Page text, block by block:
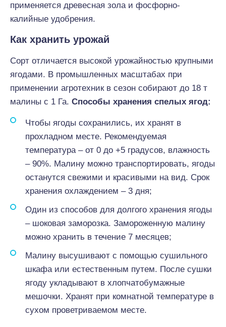
применяется древесная зола и фосфорно-
калийные удобрения.
Как хранить урожай
Сорт отличается высокой урожайностью крупными
ягодами. В промышленных масштабах при
применении агротехник в сезон собирают до 18 т
малины с 1 Га. Способы хранения спелых ягод:
Чтобы ягоды сохранились, их хранят в
прохладном месте. Рекомендуемая
температура – от 0 до +5 градусов, влажность
– 90%. Малину можно транспортировать, ягоды
останутся свежими и красивыми на вид. Срок
хранения охлаждением – 3 дня;
Один из способов для долгого хранения ягоды
– шоковая заморозка. Замороженную малину
можно хранить в течение 7 месяцев;
Малину высушивают с помощью сушильного
шкафа или естественным путем. После сушки
ягоду укладывают в хлопчатобумажные
мешочки. Хранят при комнатной температуре в
сухом проветриваемом месте.